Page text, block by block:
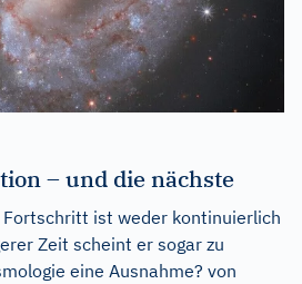
– und die nächste
ist weder kontinuierlich
Zeit scheint er sogar zu
eine Ausnahme? von